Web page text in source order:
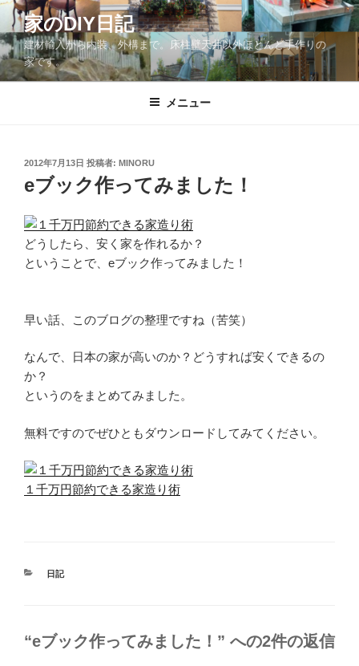
コ
テ
ン
ツ
家のDIY日記
建材輸入から内装、外構まで。床柱壁天井以外ほとんど手作りの
家です。
メニュー
投
日:
2012年7月13日 投稿者: MINORU
eブック作ってみました！
どうしたら、安く家を作れるか？
ということで、eブック作ってみました！
早い話、このブログの整理ですね（苦笑）
なんで、日本の家が高いのか？どうすれば安くできるの
か？
というのをまとめてみました。
無料ですのでぜひともダウンロードしてみてください。
１千万円節約できる家造り術
カ
日記
“eブック作ってみました！” への2件の返信